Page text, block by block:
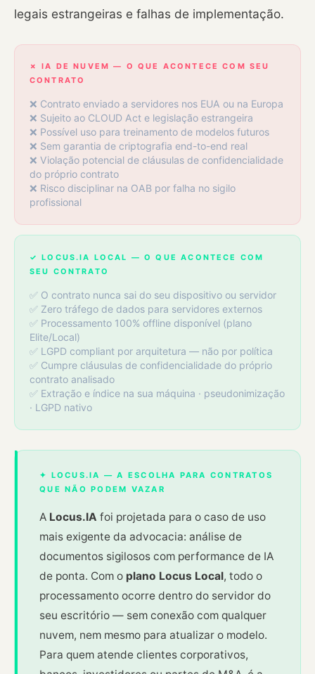
legais estrangeiras e falhas de implementação.
✗ IA DE NUVEM — O QUE ACONTECE COM SEU
CONTRATO
❌ Contrato enviado a servidores nos EUA ou na Europa
❌ Sujeito ao CLOUD Act e legislação estrangeira
❌ Possível uso para treinamento de modelos futuros
❌ Sem garantia de criptografia end-to-end real
❌ Violação potencial de cláusulas de confidencialidade
do próprio contrato
❌ Risco disciplinar na OAB por falha no sigilo
profissional
✓ LOCUS.IA LOCAL — O QUE ACONTECE COM
SEU CONTRATO
✅ O contrato nunca sai do seu dispositivo ou servidor
✅ Zero tráfego de dados para servidores externos
✅ Processamento 100% offline disponível (plano
Elite/Local)
✅ LGPD compliant por arquitetura — não por política
✅ Cumpre cláusulas de confidencialidade do próprio
contrato analisado
✅ Extração e índice na sua máquina · pseudonimização
· LGPD nativo
✦ LOCUS.IA — A ESCOLHA PARA CONTRATOS
QUE NÃO PODEM VAZAR
A Locus.IA foi projetada para o caso de uso
mais exigente da advocacia: análise de
documentos sigilosos com performance de IA
de ponta. Com o plano Locus Local, todo o
processamento ocorre dentro do servidor do
seu escritório — sem conexão com qualquer
nuvem, nem mesmo para atualizar o modelo.
Para quem atende clientes corporativos,